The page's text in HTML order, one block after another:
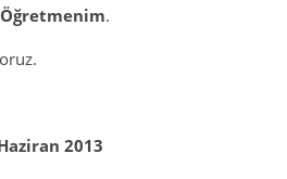
.
2013